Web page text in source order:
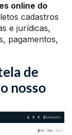
online do
cadastros
e jurídicas,
pagamentos,
de
nosso